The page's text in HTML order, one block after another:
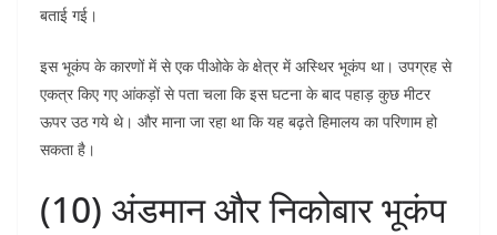
बताई गई।
इस भूकंप के कारणों में से एक पीओके के क्षेत्र में अस्थिर भूकंप था। उपग्रह से
एकत्र किए गए आंकड़ों से पता चला कि इस घटना के बाद पहाड़ कुछ मीटर
ऊपर उठ गये थे। और माना जा रहा था कि यह बढ़ते हिमालय का परिणाम हो
सकता है।
(10) अंडमान और निकोबार भूकंप